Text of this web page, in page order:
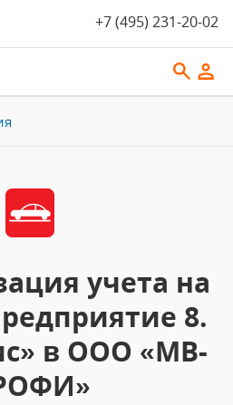
+7 (495) 231-20-02
учета на
8.
в ООО «МВ-